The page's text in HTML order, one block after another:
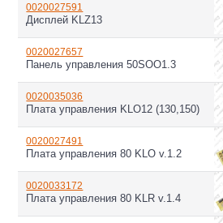
0020027591
Дисплей KLZ13
0020027657
Панель управления 50SOO1.3
0020035036
Плата управления KLO12 (130,150)
0020027491
Плата управления 80 KLO v.1.2
0020033172
Плата управления 80 KLR v.1.4